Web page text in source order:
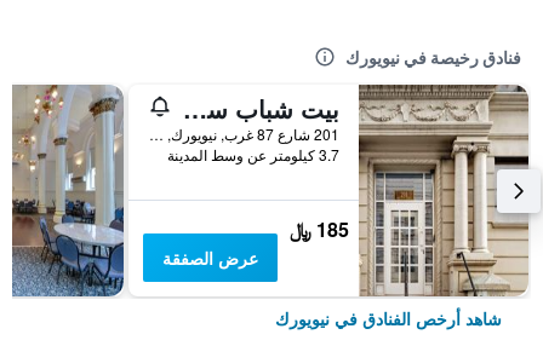
فنادق رخيصة في نيويورك
بيت شباب سنترال بارك ويست
201 شارع 87 غرب, نيويورك, NY, الولايات المتحدة الأميريكية
3.7 كيلومتر عن وسط المدينة
185 ﷼
عرض الصفقة
شاهد أرخص الفنادق في نيويورك